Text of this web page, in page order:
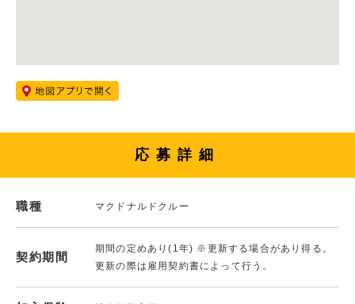
応募詳細
職種 マクドナルドクルー
契約期間
期間の定めあり(1年) ※更新する場合があり得る。
更新の際は雇用契約書によって行う。